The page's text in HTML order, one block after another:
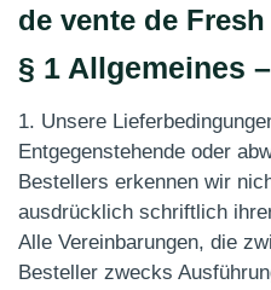
de vente de
§ 1 Allgemeines
1. Unsere
Entgegenstehende oder
Bestellers erkennen wir
ausdrücklich schriftlich
Alle Vereinbarungen, die
Besteller zwecks